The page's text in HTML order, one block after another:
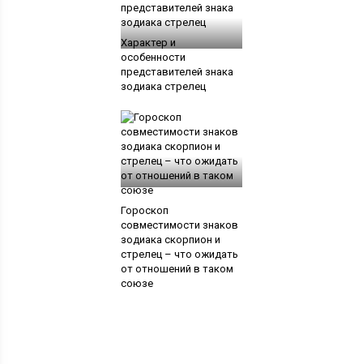
Характер и
особенности
представителей знака
зодиака стрелец
Гороскоп
совместимости знаков
зодиака скорпион и
стрелец – что ожидать
от отношений в таком
союзе